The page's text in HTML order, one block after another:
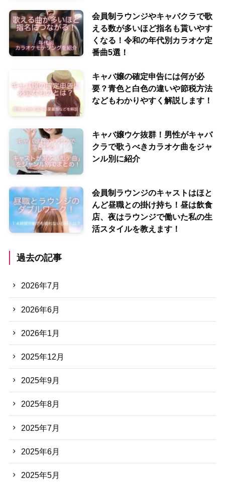
会員制ラウンジやキャバクラで歌
える数が多いほど指名も貰いやす
くなる！令和の年代別カラオケ定
番曲5選！
キャバ嬢の確定申告には何が必
要？青色と白色の違いや節税方法
などもわかりやすく解説します！
キャバ嬢ウケ抜群！男性がキャバ
クラで歌うべきカラオケ曲をジャ
ンル別に紹介
会員制ラウンジのキャストはほと
んど昼職との掛け持ち！昼は飲食
店、夜はラウンジで働いた私の生
活スタイルを教えます！
過去の記事
2026年7月
2026年6月
2026年1月
2025年12月
2025年9月
2025年8月
2025年7月
2025年6月
2025年5月